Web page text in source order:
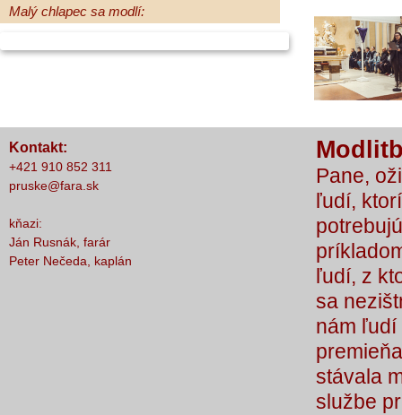
Malý chlapec sa modlí:
mamičku a prosím aj za Teba, Pane Bože,
Kontakt:
+421 910 852 311
pruske@fara.sk
kňazi:
Ján Rusnák, farár
Peter Nečeda, kaplán
Pane,
ľudí,
ľudí, z
sa
nám
stávala
službe